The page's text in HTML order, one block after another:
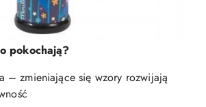
pokochają?
– zmieniające się wzory rozwijają